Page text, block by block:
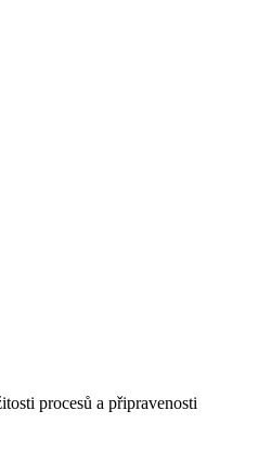
procesů a připravenosti